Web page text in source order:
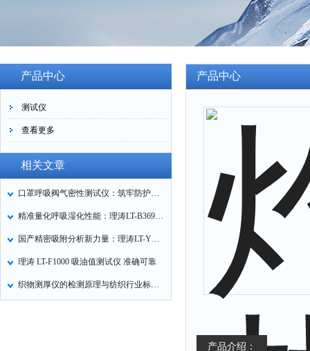
产品中心
测试仪
查看更多
相关文章
口罩呼吸阀气密性测试仪：筑牢防护口罩的质量关卡
精准量化呼吸湿化性能：理涛LT-B369湿化器数据采集装置技术解析
国产精密吸附分析新力量：理涛LT-Y019A全自动高压吸附仪的性能与应用解析
理涛 LT-F1000 吸油值测试仪 准确可靠
织物测厚仪的检测原理与纺织行业标准化应用
产品中心
产品介绍：